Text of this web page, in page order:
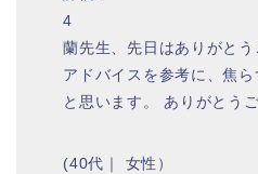
4
蘭先生、先日はありがと
アドバイスを参考に、焦
と思います。 ありがとう
(40代｜ 女性）